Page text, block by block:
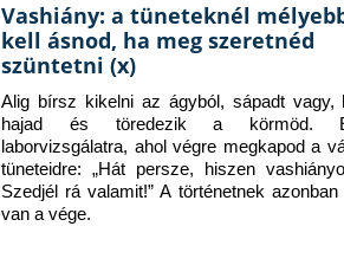
Vashiány: a tüneteknél
kell ásnod, ha meg szeretnéd
szüntetni (x)
Alig bírsz kikelni az ágyból, sápadt vagy,
hajad és töredezik a körmöd.
laborvizsgálatra, ahol végre megkapod a
tüneteidre: „Hát persze, hiszen
Szedjél rá valamit!” A történetnek azonban
van a vége.